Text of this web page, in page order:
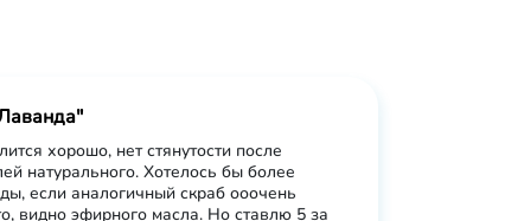
хорошо, нет стянутости после
натурального. Хотелось бы более
если аналогичный скраб ооочень
видно эфирного масла. Но ставлю 5 за